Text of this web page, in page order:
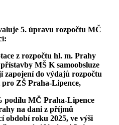
5. úpravu rozpočtu MČ
z rozpočtu hl. m. Prahy
MŠ K samoobsluze
zapojení do výdajů rozpočtu
ZŠ Praha-Lipence,
podílu MČ Praha-Lipence
na dani z příjmů
období roku 2025, ve výši